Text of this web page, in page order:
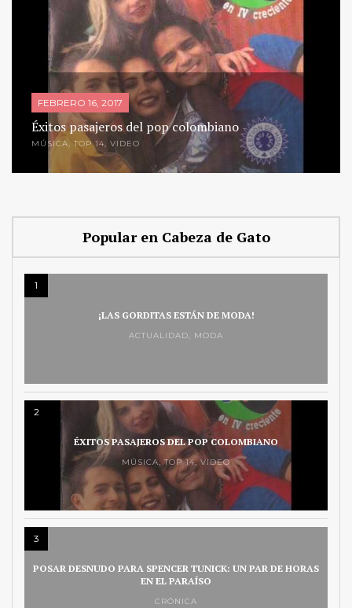
FEBRERO 16, 2017
Éxitos pasajeros del pop colombiano
MÚSICA,TOP 14, VIDEO
Popular en Cabeza de Gato
1
¡LAS GORDITAS ESTÁN DE MODA!
ACTUALIDAD, MODA
2
ÉXITOS PASAJEROS DEL POP COLOMBIANO
MÚSICA,TOP 14,VIDEO
3
POSAR DESNUDO PARA SPENCER TUNICK: UN PAR DE HORAS
EN EL PARAÍSO
CRÓNICA